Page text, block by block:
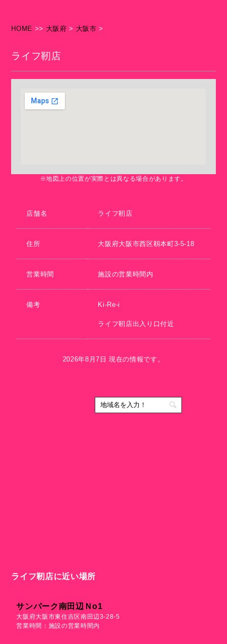
HOME >> 大阪府 > 大阪市 >
ライフ靭店
※地図上の位置が実際とは異なる場合があります。
店舗名 ライフ靭店
住所 大阪府大阪市西区靱本町3-5-18
営業時間 施設の営業時間内
備考 Ki-Re-i
ライフ靭店出入り口付近
2026年8月7日 現在の情報です。
ライフ靭店に近い場所
サンパーク南田辺Ｎo1
大阪府大阪市東住吉区南田辺3-28-5
営業時間：施設の営業時間内